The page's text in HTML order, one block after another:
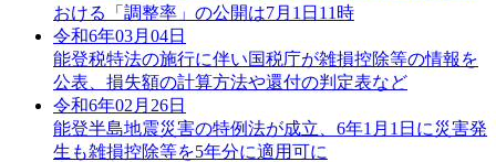
おける「調整率」の公開は7月1日11時
令和6年03月04日
能登税特法の施行に伴い国税庁が雑損控除等の情報を
公表、損失額の計算方法や還付の判定表など
令和6年02月26日
能登半島地震災害の特例法が成立、6年1月1日に災害発
生も雑損控除等を5年分に適用可に